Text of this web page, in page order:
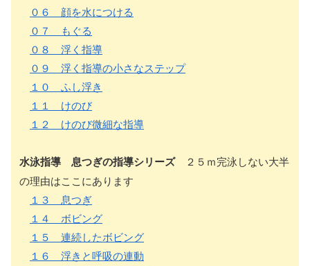
０６ 顔を水につける
０７ もぐる
０８ 浮く指導
０９ 浮く指導の小さなステップ
１０ ふし浮き
１１ けのび
１２ けのび微細な指導
水泳指導 息つぎの指導シリーズ２５ｍ完泳しない大半
の理由はここにあります
１３ 息つぎ
１４ ボビング
１５ 連続したボビング
１６ 浮きと呼吸の連動